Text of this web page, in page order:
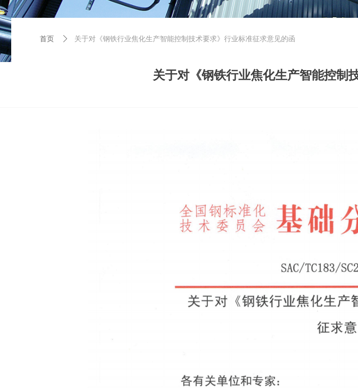
关于对《钢铁行业焦化生产智能控制
首页 ꄲ 关于对《钢铁行业焦化生产智能控制技术要求》行业标准征求意见的函
首页